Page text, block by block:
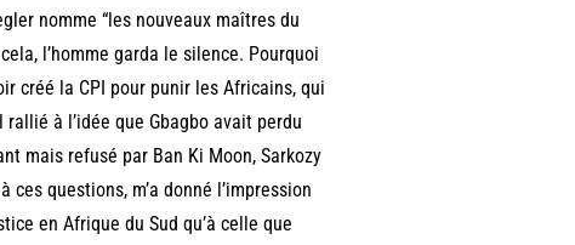
nomme “les nouveaux maîtres du
l’homme garda le silence. Pourquoi
créé la CPI pour punir les Africains, qui
à l’idée que Gbagbo avait perdu
mais refusé par Ban Ki Moon, Sarkozy
questions, m’a donné l’impression
en Afrique du Sud qu’à celle que